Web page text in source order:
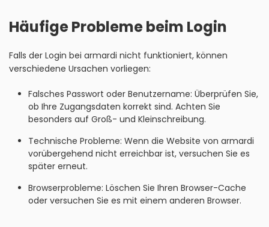
Häufige Probleme beim Login
Falls der Login bei armardi nicht funktioniert, können
verschiedene Ursachen vorliegen:
Falsches Passwort oder Benutzername: Überprüfen Sie,
ob Ihre Zugangsdaten korrekt sind. Achten Sie
besonders auf Groß- und Kleinschreibung.
Technische Probleme: Wenn die Website von armardi
vorübergehend nicht erreichbar ist, versuchen Sie es
später erneut.
Browserprobleme: Löschen Sie Ihren Browser-Cache
oder versuchen Sie es mit einem anderen Browser.